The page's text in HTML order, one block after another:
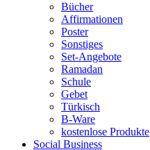
Bücher
Affirmationen
Poster
Sonstiges
Set-Angebote
Ramadan
Schule
Gebet
Türkisch
B-Ware
kostenlose Produkte
Social Business